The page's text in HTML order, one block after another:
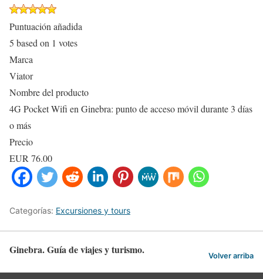
Puntuación añadida
5 based on 1 votes
Marca
Viator
Nombre del producto
4G Pocket Wifi en Ginebra: punto de acceso móvil durante 3 días
o más
Precio
EUR 76.00
Categorías: Excursiones y tours
Ginebra. Guía de viajes y turismo. Volver arriba